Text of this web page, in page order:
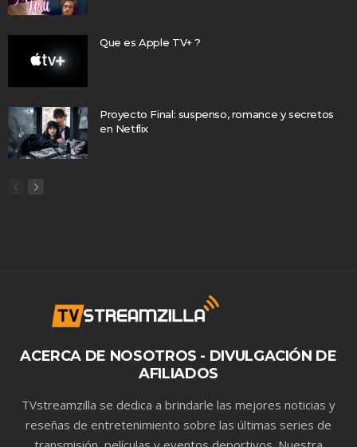
Que es Apple TV+ ?
Proyecto Final: suspenso, romance y secretos
en Netflix
ACERCA DE NOSOTROS - DIVULGACIÓN DE
AFILIADOS
TVstreamzilla se dedica a brindarle las mejores noticias y
reseñas de entretenimiento sobre las últimas series de